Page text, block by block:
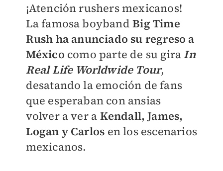
¡Atención rushers mexicanos!
La famosa boybandBig Time
Rush ha anunciado su regreso a
México como parte de su gira In
Real Life Worldwide Tour,
desatando la emoción de fans
que esperaban con ansias
volver a ver a Kendall, James,
Logan y Carlos en los escenarios
mexicanos.